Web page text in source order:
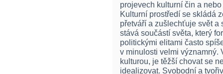
projevech kulturní čin a
Kulturní prostředí se skládá
přetváří a zušlechťuje svět a
stává součástí světa, který
politickými elitami často
v minulosti velmi významný.
kulturou, je těžší chovat se
idealizovat. Svobodní a